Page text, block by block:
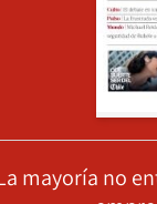
mayoría no